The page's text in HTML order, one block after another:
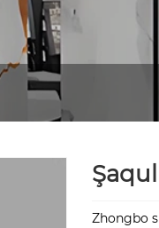
Zhongbo